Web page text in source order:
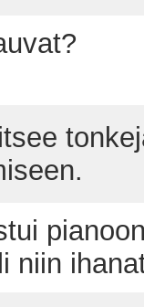
niin